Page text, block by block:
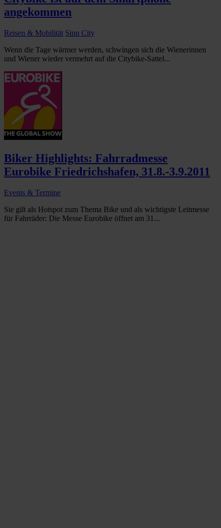
angekommen
Reisen & Mobilität Sinn City
Wenn die Tage wärmer werden, schwingen sich die Wienerinnen
und Wiener wieder vermehrt auf die Citybike-Sattel...
Biker Highlights: Fahrradmesse
Eurobike Friedrichshafen, 31.8.-3.9.2011
Events & Termine
Sie gilt als Hotspot zum Thema Bike und als wichtigste Leitmesse
für Fahrräder: Die Messe Eurobike öffnet am 31...